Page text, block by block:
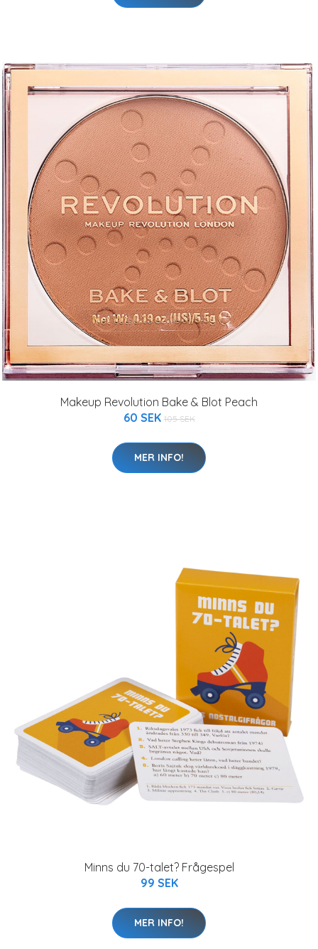
Makeup Revolution Bake & Blot Peach
60 SEK 105 SEK
MER INFO!
Minns du 70-talet? Frågespel
99 SEK
MER INFO!